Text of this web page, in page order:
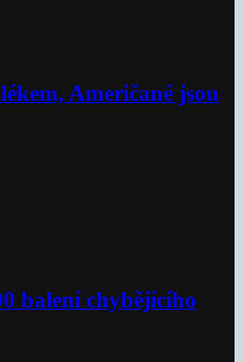
Američané jsou
balení chybějícího